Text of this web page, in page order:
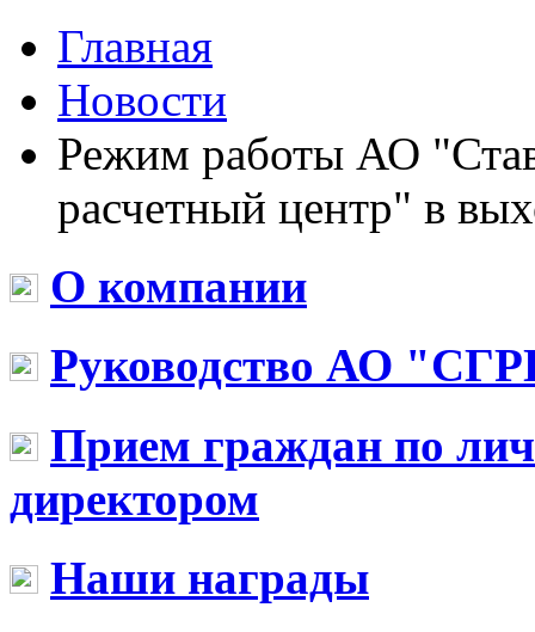
Главная
Новости
Режим работы АО
расчетный центр" в
О компании
Руководство АО
Прием граждан по
директором
Наши награды